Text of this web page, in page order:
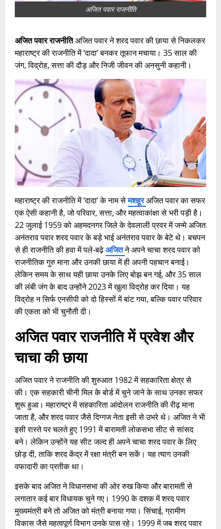
अजित पवार राजनीति
अजित पवार राजनीतिअजित पवार ने शरद पवार की छाया से निकलकर
महाराष्ट्र की राजनीति में ‘दादा’ बनकर तूफान मचाया। 35 साल की
जंग, विद्रोह, सत्ता की दौड़ और निजी जीवन की अनसुनी कहानी।
महाराष्ट्र की राजनीति में ‘दादा’ के नाम सेमशहूरअजित पवार का सफर
एक ऐसी कहानी है, जो परिवार, सत्ता, और महत्वाकांक्षा से भरी पड़ी है।
22 जुलाई 1959 को अहमदनगर जिले के देवलाली प्रवर में जन्मे अजित
अनंतराव पवार शरद पवार के बड़े भाई अनंतराव पवार के बेटे थे। बचपन
से ही राजनीति की हवा में पले-बढ़ेअजितने अपने चाचा शरद पवार को
राजनीतिक गुरु माना और उनकी छाया में ही अपनी पहचान बनाई।
लेकिन समय के साथ यही छाया उनके लिए बोझ बन गई, और 35 साल
की लंबी जंग के बाद उन्होंने 2023 में खुला विद्रोह कर दिया। यह
विद्रोह न सिर्फ एनसीपी को दो हिस्सों में बांट गया, बल्कि पवार परिवार
की एकता को भी चुनौती दी।
अजित पवार राजनीति में प्रवेश और
चाचा की छाया
अजित पवार ने राजनीति की शुरुआत 1982 में सहकारिता क्षेत्र से
की। एक सहकारी चीनी मिल के बोर्ड में चुने जाने के साथ उनका सफर
शुरू हुआ। महाराष्ट्र में सहकारिता आंदोलन राजनीति की रीढ़ माना
जाता है, और शरद पवार जैसे दिग्गज नेता इसी से उभरे थे। अजित ने भी
इसी रास्ते पर चलते हुए 1991 में बारामती लोकसभा सीट से सांसद
बने। लेकिन उन्होंने यह सीट जल्द ही अपने चाचा शरद पवार के लिए
छोड़ दी, ताकि शरद केंद्र में रक्षा मंत्री बन सकें। यह त्याग उनकी
वफादारी का प्रतीक था।
इसके बाद अजित ने विधानसभा की ओर रुख किया और बारामती से
लगातार कई बार विधायक चुने गए। 1990 के दशक में शरद पवार
मुख्यमंत्री बने तो अजित को मंत्री बनाया गया। सिंचाई, ग्रामीण
विकास जैसे महत्वपूर्ण विभाग उनके पास रहे। 1999 में जब शरद पवार